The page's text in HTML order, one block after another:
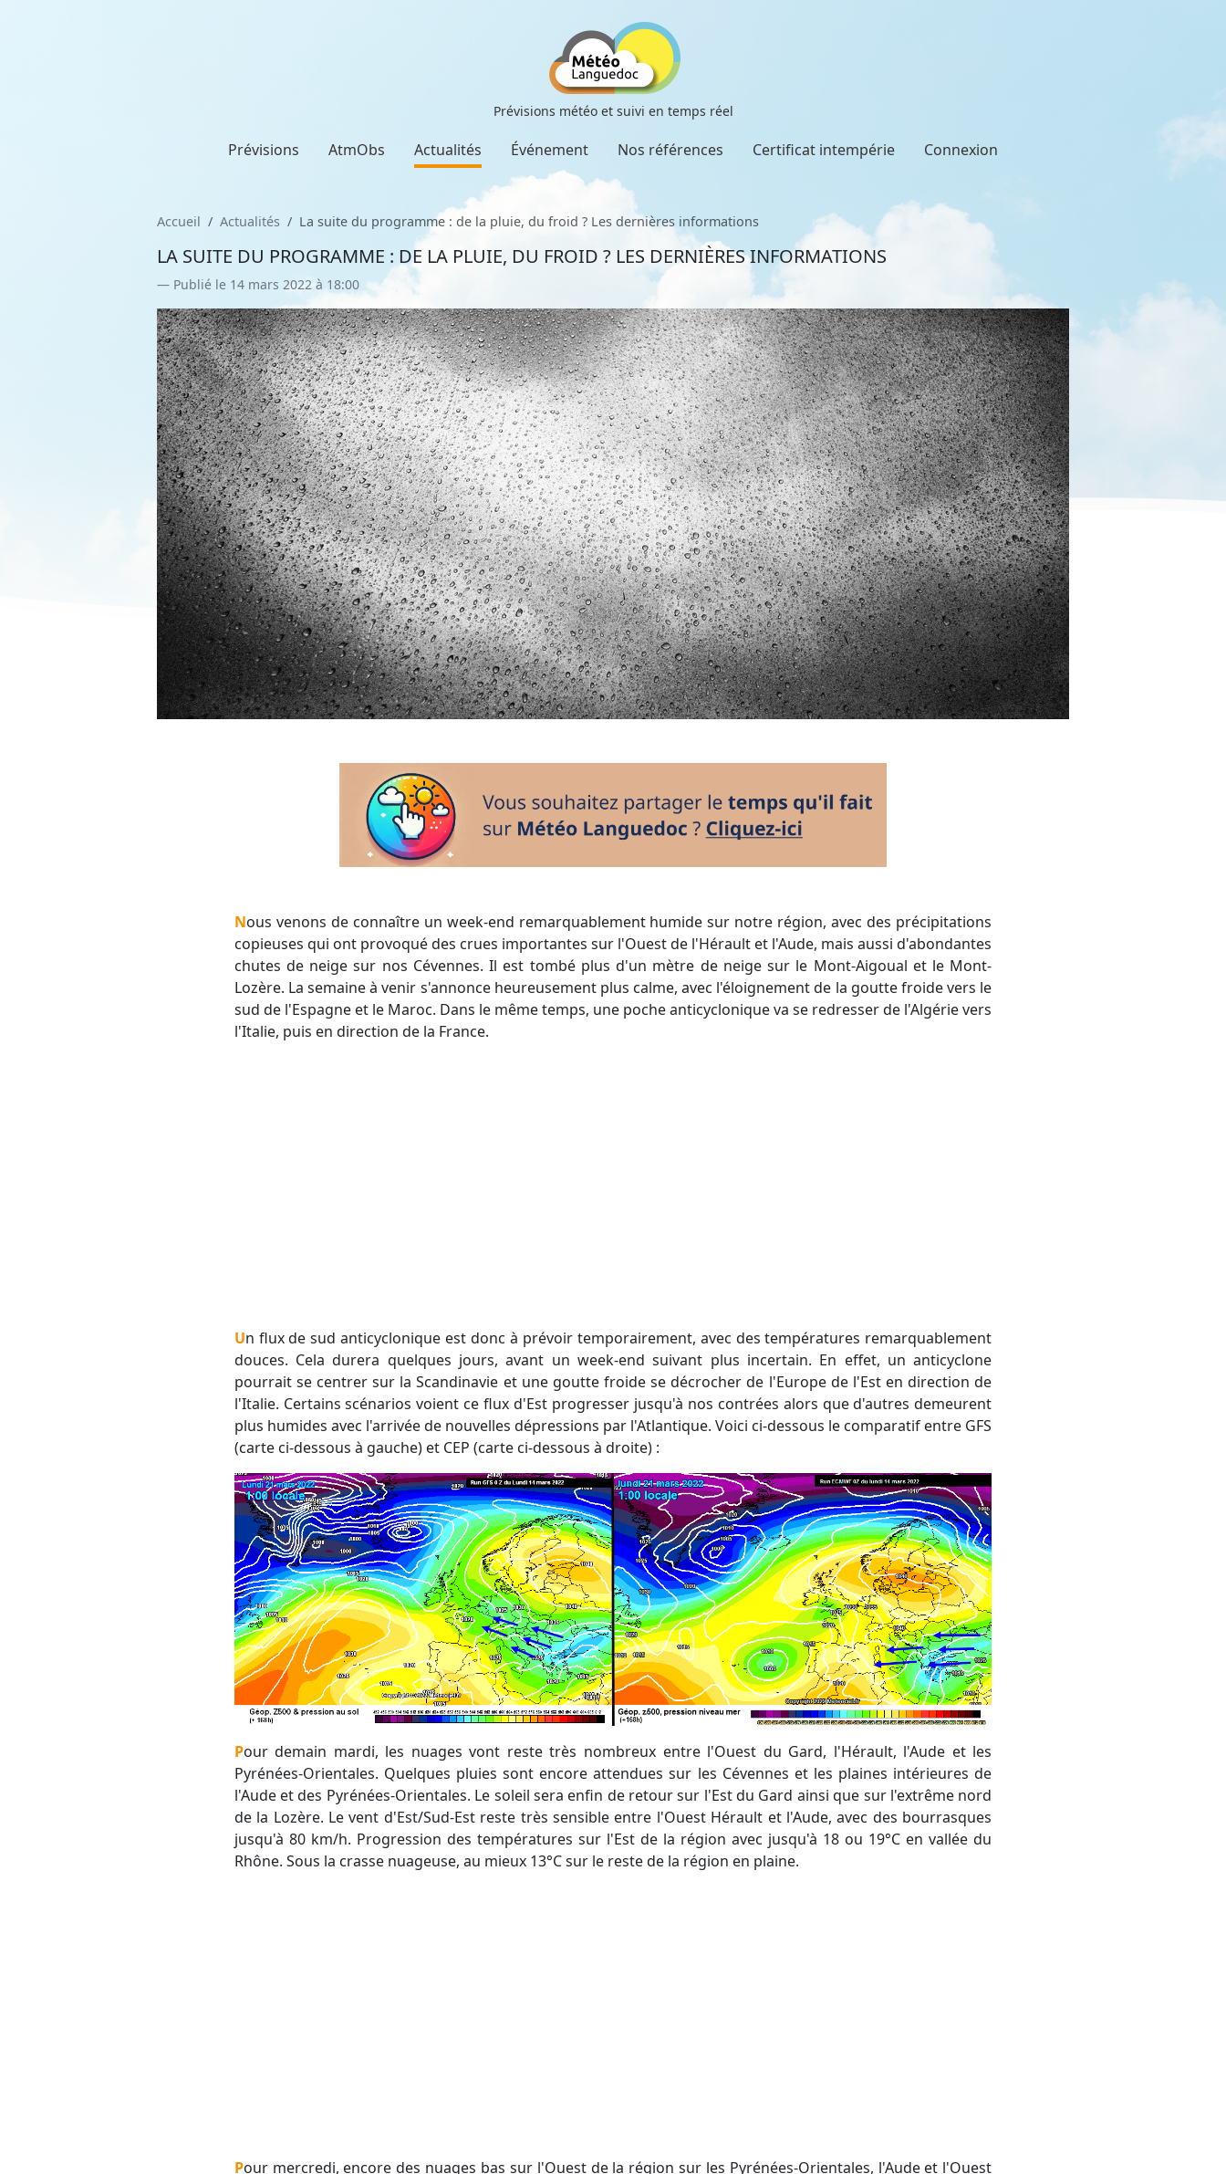
Prévisions météo et suivi en temps réel
Prévisions AtmObs Actualités Événement Nos références Certificat intempérie Connexion
Accueil Actualités La suite du programme : de la pluie, du froid ? Les dernières informations
LA SUITE DU PROGRAMME : DE LA PLUIE, DU FROID ? LES DERNIÈRES INFORMATIONS
Publié le 14 mars 2022 à 18:00
Nous venons de connaître un week-end remarquablement humide sur notre région, avec des précipitations
copieuses qui ont provoqué des crues importantes sur l'Ouest de l'Hérault et l'Aude, mais aussi d'abondantes
chutes de neige sur nos Cévennes. Il est tombé plus d'un mètre de neige sur le Mont-Aigoual et le Mont-
Lozère. La semaine à venir s'annonce heureusement plus calme, avec l'éloignement de la goutte froide vers le
sud de l'Espagne et le Maroc. Dans le même temps, une poche anticyclonique va se redresser de l'Algérie vers
l'Italie, puis en direction de la France.
Un flux de sud anticyclonique est donc à prévoir temporairement, avec des températures remarquablement
douces. Cela durera quelques jours, avant un week-end suivant plus incertain. En effet, un anticyclone
pourrait se centrer sur la Scandinavie et une goutte froide se décrocher de l'Europe de l'Est en direction de
l'Italie. Certains scénarios voient ce flux d'Est progresser jusqu'à nos contrées alors que d'autres demeurent
plus humides avec l'arrivée de nouvelles dépressions par l'Atlantique. Voici ci-dessous le comparatif entre GFS
(carte ci-dessous à gauche) et CEP (carte ci-dessous à droite) :
Pour demain mardi, les nuages vont reste très nombreux entre l'Ouest du Gard, l'Hérault, l'Aude et les
Pyrénées-Orientales. Quelques pluies sont encore attendues sur les Cévennes et les plaines intérieures de
l'Aude et des Pyrénées-Orientales. Le soleil sera enfin de retour sur l'Est du Gard ainsi que sur l'extrême nord
de la Lozère. Le vent d'Est/Sud-Est reste très sensible entre l'Ouest Hérault et l'Aude, avec des bourrasques
jusqu'à 80 km/h. Progression des températures sur l'Est de la région avec jusqu'à 18 ou 19°C en vallée du
Rhône. Sous la crasse nuageuse, au mieux 13°C sur le reste de la région en plaine.
Pour mercredi, encore des nuages bas sur l'Ouest de la région sur les Pyrénées-Orientales, l'Aude et l'Ouest